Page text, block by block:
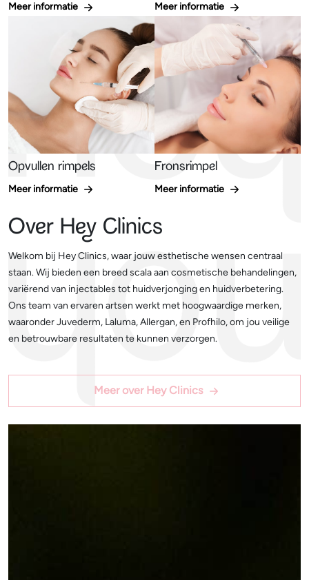
Meer informatie Meer informatie
Opvullen rimpels
Meer informatie
Fronsrimpel
Meer informatie
Over Hey Clinics
Welkom bij Hey Clinics, waar jouw esthetische wensen centraal
staan. Wij bieden een breed scala aan cosmetische behandelingen,
variërend van injectables tot huidverjonging en huidverbetering.
Ons team van ervaren artsen werkt met hoogwaardige merken,
waaronder Juvederm, Laluma, Allergan, en Profhilo, om jou veilige
en betrouwbare resultaten te kunnen verzorgen.
Meer over Hey Clinics